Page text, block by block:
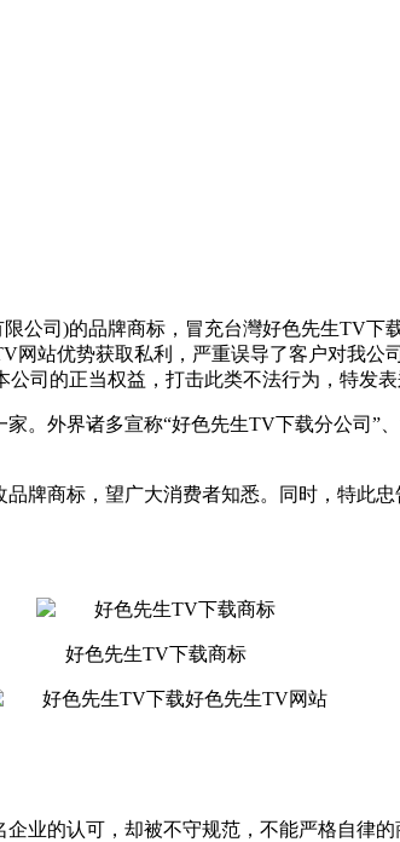
司)的品牌商标，冒充台灣好色先生TV下
优势获取私利，严重误导了客户对我公
的正当权益，打击此类不法行为，特发表
。外界诸多宣称“好色先生TV下载分公司
牌商标，望广大消费者知悉。同时，
好色先生TV下载商标
的认可，却被不守规范，不能严格自律